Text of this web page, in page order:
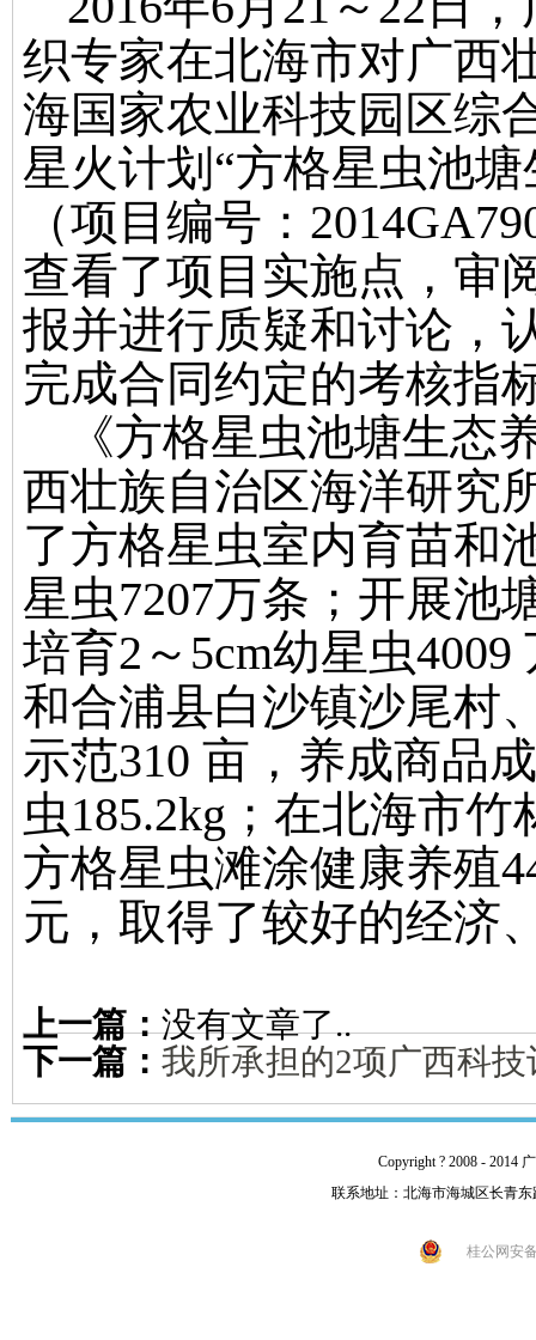
织专家在北海市对广西
海国家农业科技园区综
星火计划“方格星虫池
（项目编号：
查看了项目实施点，审
报并进行质疑和讨论，
完成合同约定的考核指
《方格星虫池塘生态
西壮族自治区海洋研究
了方格星虫室内育苗和
星虫7207万条；开展池
培育2 ～ 5cm幼星虫4009
和合浦县白沙镇沙尾村
示范310 亩，养成商品
虫185.2kg ；在北海市
方格星虫滩涂健康养殖
元，取得了较好的经济
上一篇：没有文章了..
下一篇： 我所承担的2项广西科
Copyright ? 2008 - 2014
联系地址：北海市海城区长青东
桂公网安